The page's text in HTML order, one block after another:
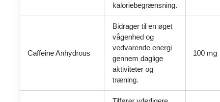
kaloriebegrænsning.
Caffeine Anhydrous
Bidrager til en øget
vågenhed og
vedvarende energi
gennem daglige
aktiviteter og
træning.
100 mg